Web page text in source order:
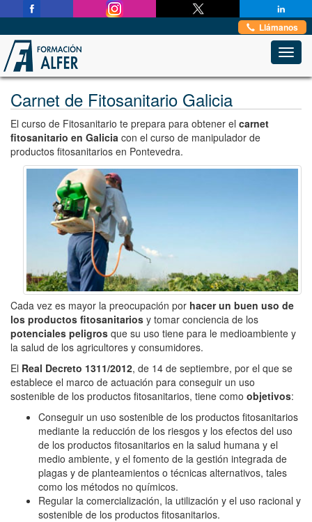
Llámanos
Carnet de Fitosanitario Galicia
El curso de Fitosanitario te prepara para obtener el carnet
fitosanitario en Galicia con el curso de manipulador de
productos fitosanitarios en Pontevedra.
Cada vez es mayor la preocupación por hacer un buen uso de
los productos fitosanitarios y tomar conciencia de los
potenciales peligros que su uso tiene para le medioambiente y
la salud de los agricultores y consumidores.
El Real Decreto 1311/2012, de 14 de septiembre, por el que se
establece el marco de actuación para conseguir un uso
sostenible de los productos fitosanitarios, tiene como objetivos:
Conseguir un uso sostenible de los productos fitosanitarios
mediante la reducción de los riesgos y los efectos del uso
de los productos fitosanitarios en la salud humana y el
medio ambiente, y el fomento de la gestión integrada de
plagas y de planteamientos o técnicas alternativos, tales
como los métodos no químicos.
Regular la comercialización, la utilización y el uso racional y
sostenible de los productos fitosanitarios.
Carnés y Certificados Profesionales → Fitosanitario